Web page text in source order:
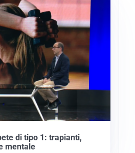
di tipo 1: trapianti,
mentale